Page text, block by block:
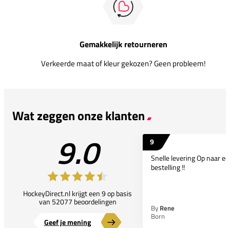
Gemakkelijk retourneren
Verkeerde maat of kleur gekozen? Geen probleem!
Wat zeggen onze klanten
9.0
HockeyDirect.nl krijgt een 9 op basis
van 52077 beoordelingen
Geef je mening
9
Snelle levering Op naar
bestelling !!
By Rene
Born